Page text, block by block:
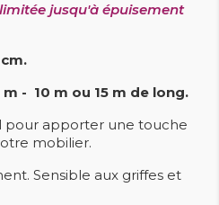
jusqu'à épuisement
- 10 m ou 15 m de long.
pour apporter une touche
mobilier.
Sensible aux griffes et